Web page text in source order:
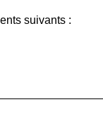
suivants :